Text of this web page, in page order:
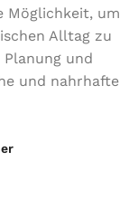
Möglichkeit, um
Alltag zu
und
und nahrhafte